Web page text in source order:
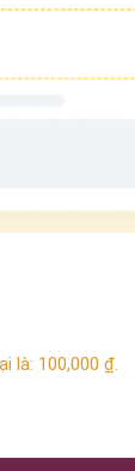
là: 100,000 ₫.